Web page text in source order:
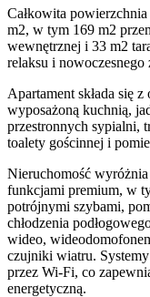
Całkowita
m2, w tym 169 m2
wewnętrznej i 33 m2
relaksu i nowoczesnego
Apartament składa się
wyposażoną kuchnią,
przestronnych sypialni,
toalety gościnnej i
Nieruchomość
funkcjami premium, w
potrójnymi szybami,
chłodzenia
wideo,
czujniki wiatru. Systemy
przez Wi-Fi, co
energetyczną.